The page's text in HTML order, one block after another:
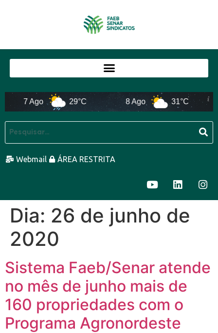
7 Ago 29°C 8 Ago 31°C
Webmail ÁREA RESTRITA
Dia: 26 de junho de
2020
Sistema Faeb/Senar atende
no mês de junho mais de
160 propriedades com o
Programa Agronordeste